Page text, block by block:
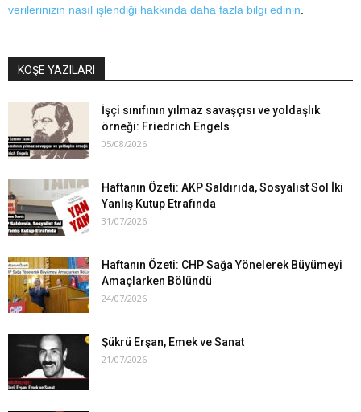
verilerinizin nasıl işlendiği hakkında daha fazla bilgi edinin
KÖŞE YAZILARI
İşçi sınıfının yılmaz savaşçısı ve yoldaşlık
örneği: Friedrich Engels
05/08/2026
Haftanın Özeti: AKP Saldırıda, Sosyalist Sol İki
Yanlış Kutup Etrafında
31/07/2026
Haftanın Özeti: CHP Sağa Yönelerek Büyümeyi
Amaçlarken Bölündü
24/07/2026
Şükrü Erşan, Emek ve Sanat
21/07/2026